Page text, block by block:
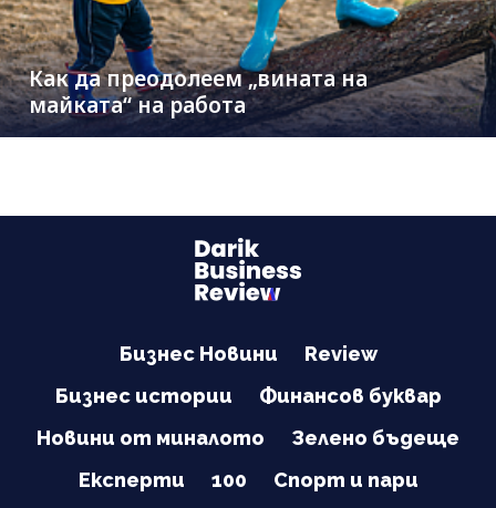
Как да преодолеем „вината на
майката“ на работа
Бизнес Новини
Review
Бизнес истории
Финансов буквар
Новини от миналото
Зелено бъдеще
Експерти
100 Спорт и пари